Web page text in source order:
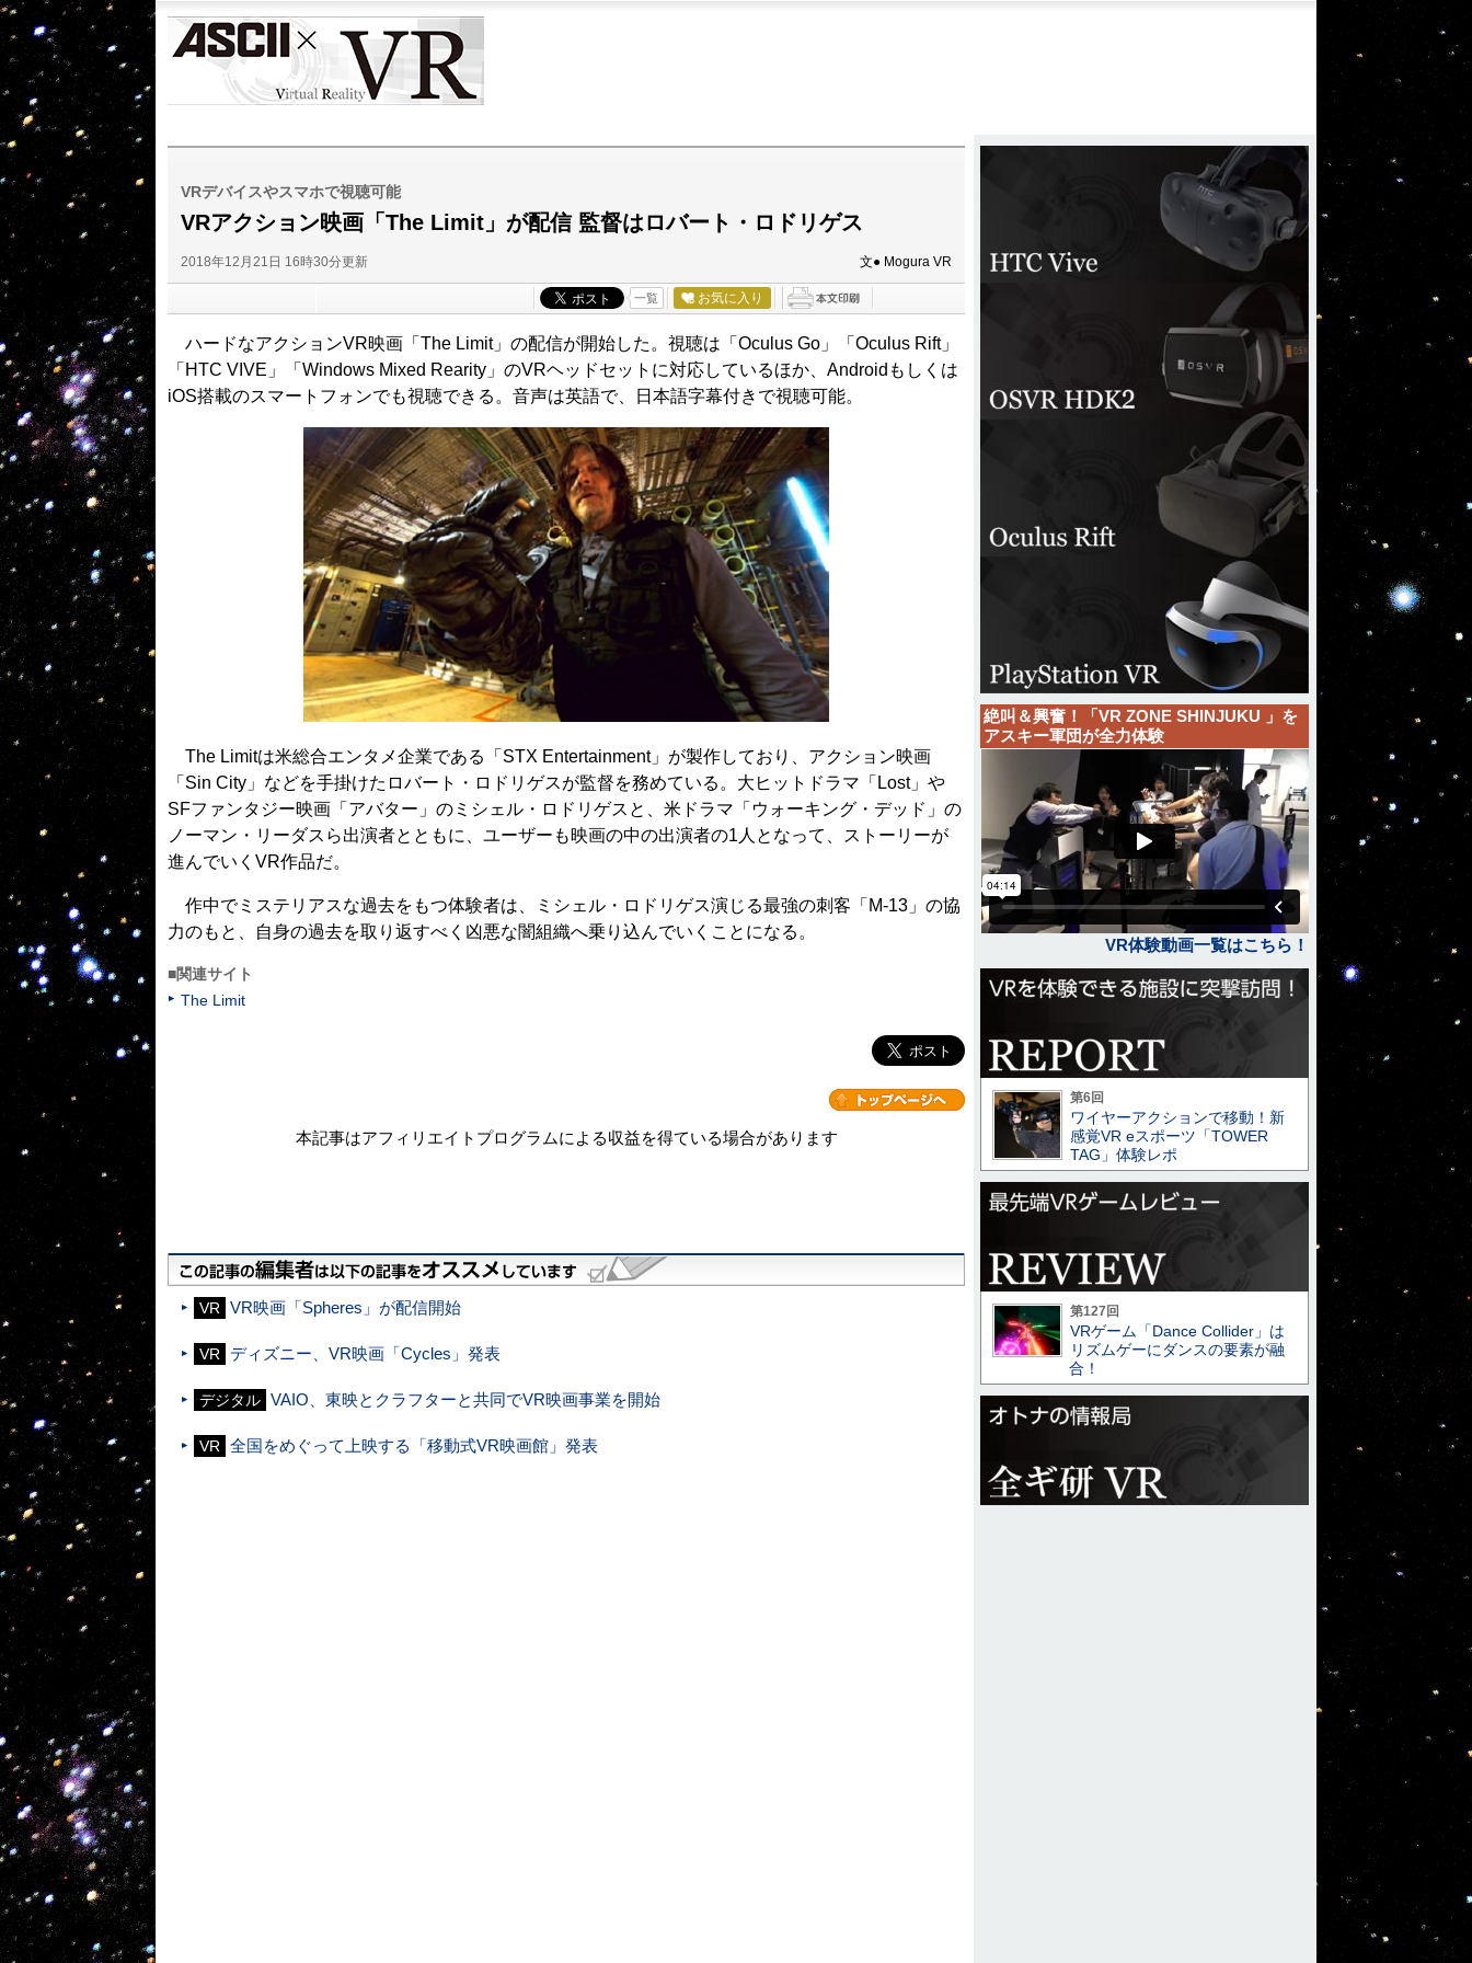
VRデバイスやスマホで視聴可能
VRアクション映画「The Limit」が配信 監督はロバート・ロドリゲス
2018年12月21日 16時30分更新 文● Mogura VR
一覧 お気に入り
ハードなアクションVR映画「The Limit」の配信が開始した。視聴は「Oculus Go」「Oculus Rift」
「HTC VIVE」「Windows Mixed Rearity」のVRヘッドセットに対応しているほか、Androidもしくは
iOS搭載のスマートフォンでも視聴できる。音声は英語で、日本語字幕付きで視聴可能。
The Limitは米総合エンタメ企業である「STX Entertainment」が製作しており、アクション映画
「Sin City」などを手掛けたロバート・ロドリゲスが監督を務めている。大ヒットドラマ「Lost」や
SFファンタジー映画「アバター」のミシェル・ロドリゲスと、米ドラマ「ウォーキング・デッド」の
ノーマン・リーダスら出演者とともに、ユーザーも映画の中の出演者の1人となって、ストーリーが
進んでいくVR作品だ。
作中でミステリアスな過去をもつ体験者は、ミシェル・ロドリゲス演じる最強の刺客「M-13」の協
力のもと、自身の過去を取り返すべく凶悪な闇組織へ乗り込んでいくことになる。
■関連サイト
The Limit
本記事はアフィリエイトプログラムによる収益を得ている場合があります
VR VR映画「Spheres」が配信開始
VR ディズニー、VR映画「Cycles」発表
デジタル VAIO、東映とクラフターと共同でVR映画事業を開始
VR 全国をめぐって上映する「移動式VR映画館」発表
絶叫＆興奮！「VR ZONE SHINJUKU 」を
アスキー軍団が全力体験
VR体験動画一覧はこちら！
第6回
ワイヤーアクションで移動！新
感覚VR eスポーツ「TOWER
TAG」体験レポ
第127回
VRゲーム「Dance Collider」は
リズムゲーにダンスの要素が融
合！